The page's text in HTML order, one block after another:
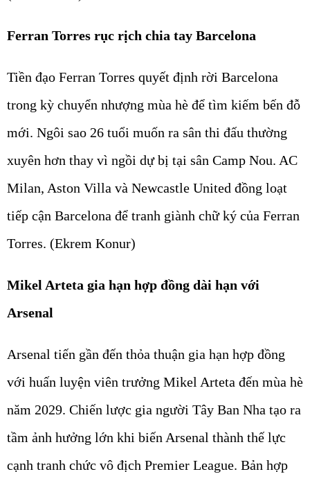
Ferran Torres rục rịch chia tay Barcelona
Tiền đạo Ferran Torres quyết định rời Barcelona
trong kỳ chuyển nhượng mùa hè để tìm kiếm bến đỗ
mới. Ngôi sao 26 tuổi muốn ra sân thi đấu thường
xuyên hơn thay vì ngồi dự bị tại sân Camp Nou. AC
Milan, Aston Villa và Newcastle United đồng loạt
tiếp cận Barcelona để tranh giành chữ ký của Ferran
Torres. (Ekrem Konur)
Mikel Arteta gia hạn hợp đồng dài hạn với
Arsenal
Arsenal tiến gần đến thỏa thuận gia hạn hợp đồng
với huấn luyện viên trưởng Mikel Arteta đến mùa hè
năm 2029. Chiến lược gia người Tây Ban Nha tạo ra
tầm ảnh hưởng lớn khi biến Arsenal thành thế lực
cạnh tranh chức vô địch Premier League. Bản hợp